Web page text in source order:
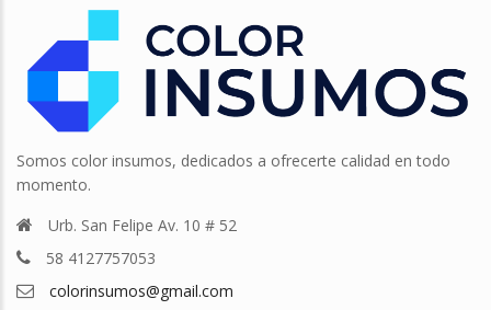
Somos color insumos, dedicados a ofrecerte calidad en todo
momento.
Urb. San Felipe Av. 10 # 52
58 4127757053
colorinsumos@gmail.com